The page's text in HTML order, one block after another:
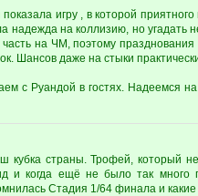
игру , в которой
надежда на коллизию, но угадать
на ЧМ, поэтому
Шансов даже на стыки
с Руандой в гостях. Надеемся
кубка страны. Трофей, который
и когда ещё не было так много
Стадия 1/64 финала и